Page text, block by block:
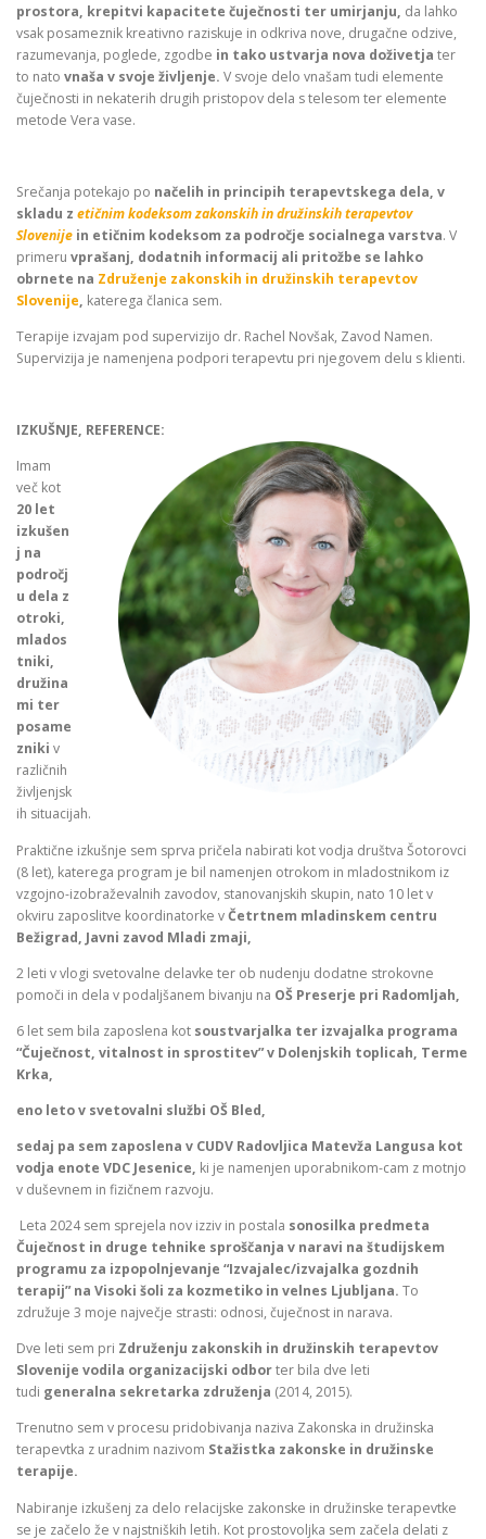
prostora, krepitvi kapacitete čuječnosti ter umirjanju, da lahko
vsak posameznik kreativno raziskuje in odkriva nove, drugačne odzive,
razumevanja, poglede, zgodbe in tako ustvarja nova doživetja ter
to nato vnaša v svoje življenje. V svoje delo vnašam tudi elemente
čuječnosti in nekaterih drugih pristopov dela s telesom ter elemente
metode Vera vase.
Srečanja potekajo po načelih in principih terapevtskega dela, v
skladu z etičnim kodeksom zakonskih in družinskih terapevtov
Slovenije in etičnim kodeksom za področje socialnega varstva. V
primeru vprašanj, dodatnih informacij ali pritožbe se lahko
obrnete na Združenje zakonskih in družinskih terapevtov
Slovenije, katerega članica sem.
Terapije izvajam pod supervizijo dr. Rachel Novšak, Zavod Namen.
Supervizija je namenjena podpori terapevtu pri njegovem delu s klienti.
IZKUŠNJE, REFERENCE:
Imam
več kot
20 let
izkušen
j na
področj
u dela z
otroki,
mlados
tniki,
družina
mi ter
posame
zniki v
različnih
življenjsk
ih situacijah.
Praktične izkušnje sem sprva pričela nabirati kot vodja društva Šotorovci
(8 let), katerega program je bil namenjen otrokom in mladostnikom iz
vzgojno-izobraževalnih zavodov, stanovanjskih skupin, nato 10 let v
okviru zaposlitve koordinatorke vČetrtnem mladinskem centru
Bežigrad, Javni zavod Mladi zmaji,
2 leti v vlogi svetovalne delavke ter ob nudenju dodatne strokovne
pomoči in dela v podaljšanem bivanju na OŠ Preserje pri Radomljah,
6 let sem bila zaposlena kot soustvarjalka ter izvajalka programa
“Čuječnost, vitalnost in sprostitev” v Dolenjskih toplicah, Terme
Krka,
eno leto v svetovalni službi OŠ Bled,
sedaj pa sem zaposlena v CUDV Radovljica Matevža Langusa kot
vodja enote VDC Jesenice, ki je namenjen uporabnikom-cam z motnjo
v duševnem in fizičnem razvoju.
Leta 2024 sem sprejela nov izziv in postala sonosilka predmeta
Čuječnost in druge tehnike sproščanja v naravi na študijskem
programu za izpopolnjevanje “Izvajalec/izvajalka gozdnih
terapij” na Visoki šoli za kozmetiko in velnes Ljubljana. To
združuje 3 moje največje strasti: odnosi, čuječnost in narava.
Dve leti sem pri Združenju zakonskih in družinskih terapevtov
Slovenije vodila organizacijski odborter bila dve leti
tudi generalna sekretarka združenja (2014, 2015).
Trenutno sem v procesu pridobivanja naziva Zakonska in družinska
terapevtka z uradnim nazivom Stažistka zakonske in družinske
terapije.
Nabiranje izkušenj za delo relacijske zakonske in družinske terapevtke
se je začelo že v najstniških letih. Kot prostovoljka sem začela delati z